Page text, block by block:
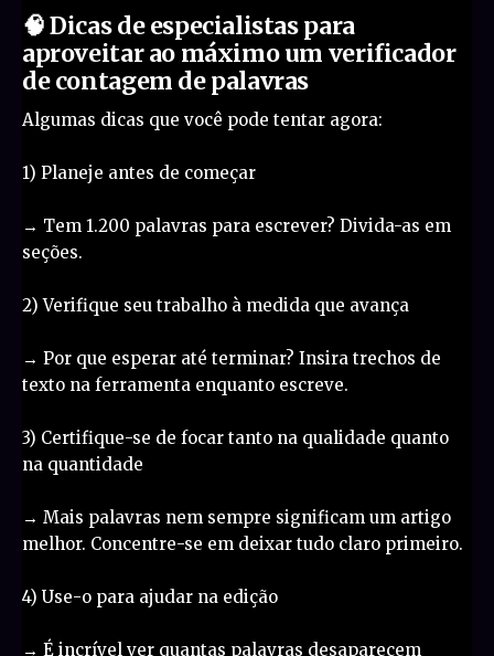
🧠 Dicas de especialistas para
aproveitar ao máximo um verificador
de contagem de palavras
Algumas dicas que você pode tentar agora:
1) Planeje antes de começar
→ Tem 1.200 palavras para escrever? Divida-as em
seções.
2) Verifique seu trabalho à medida que avança
→ Por que esperar até terminar? Insira trechos de
texto na ferramenta enquanto escreve.
3) Certifique-se de focar tanto na qualidade quanto
na quantidade
→ Mais palavras nem sempre significam um artigo
melhor. Concentre-se em deixar tudo claro primeiro.
4) Use-o para ajudar na edição
→ É incrível ver quantas palavras desaparecem